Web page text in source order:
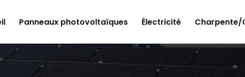
Panneaux photovoltaïques Électricité Charpente/